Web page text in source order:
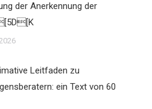
der Anerkennung der
Leitfaden zu
ein Text von 60